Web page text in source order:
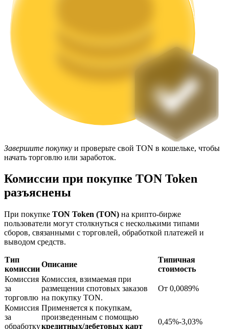
Гибкая ставка для заработка популярных токенов
Блокировки BTR
Кредиты
Сервис заимствований, обеспеченных криптовалютой
Завершите покупку и проверьте свой TON в кошельке, чтобы
начать торговлю или заработок.
Комиссии при покупке TON Token
разъяснены
При покупке TON Token (TON) на крипто-бирже
пользователи могут столкнуться с несколькими типами
сборов, связанными с торговлей, обработкой платежей и
выводом средств.
Тип
комиссии
Описание
Типичная
стоимость
Комиссия
за
торговлю
Комиссия, взимаемая при
размещении спотовых заказов
на покупку TON.
От 0,0089%
Комиссия
за
обработку
Применяется к покупкам,
произведенным с помощью
кредитных/дебетовых карт
0,45%-3,03%